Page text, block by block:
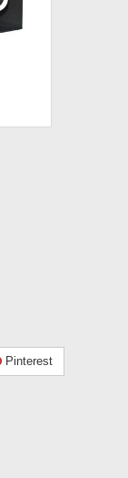
Pinterest